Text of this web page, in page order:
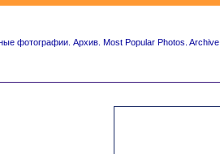
фотографии. Архив. Most Popular Photos. Archive.